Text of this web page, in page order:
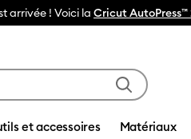
arrivée ! Voici la Cricut AutoPress™
et accessoires Matériaux